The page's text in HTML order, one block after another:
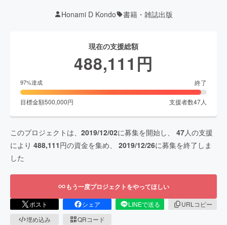
Honami D Kondo 書籍・雑誌出版
現在の支援総額
488,111 円
97%達成 終了
目標金額500,000円 支援者数47人
このプロジェクトは、 2019/12/02に募集を開始し、 47人の支援
により 488,111円の資金を集め、 2019/12/26に募集を終了しま
した
もう一度プロジェクトをやってほしい
ポスト シェア LINEで送る
URLコピー
埋め込み
QRコード